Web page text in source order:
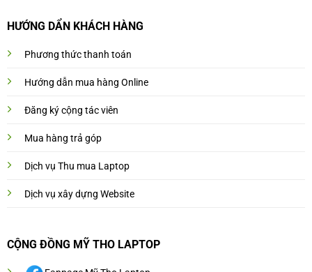
HƯỚNG DẨN KHÁCH HÀNG
Phương thức thanh toán
Hướng dẫn mua hàng Online
Đăng ký cộng tác viên
Mua hàng trả góp
Dịch vụ Thu mua Laptop
Dịch vụ xây dựng Website
CỘNG ĐỒNG MỸ THO LAPTOP